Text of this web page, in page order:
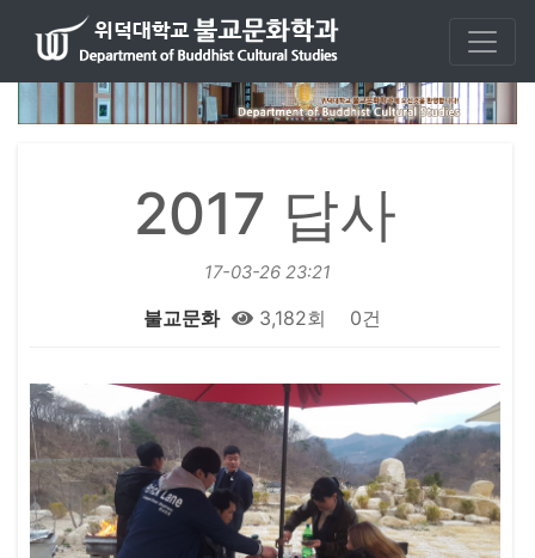
2017 답사
17-03-26 23:21
불교문화 3,182회 0건
본문